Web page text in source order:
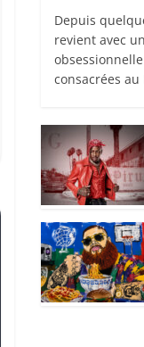
Depuis
revient avec
consacrées